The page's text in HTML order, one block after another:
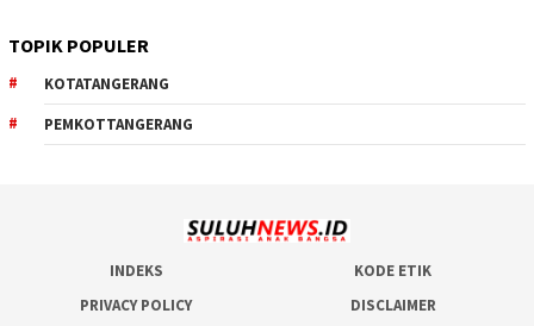
TOPIK POPULER
KOTATANGERANG
PEMKOTTANGERANG
INDEKS
KODE ETIK
PRIVACY POLICY
DISCLAIMER